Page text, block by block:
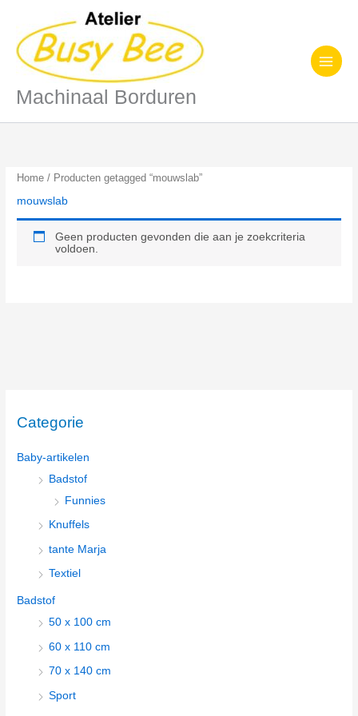
inhoud
Machinaal Borduren
Home / Producten getagged “mouwslab”
mouwslab
Geen producten gevonden die aan je zoekcriteria
voldoen.
Categorie
Baby-artikelen
Badstof
Funnies
Knuffels
tante Marja
Textiel
Badstof
50 x 100 cm
60 x 110 cm
70 x 140 cm
Sport